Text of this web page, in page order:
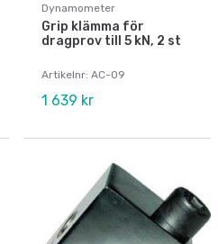
Dynamometer
Grip klämma för
dragprov till 5 kN, 2 st
Artikelnr: AC-09
1 639 kr